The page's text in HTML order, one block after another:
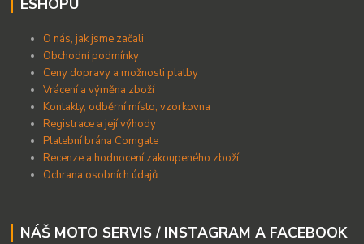
ESHOPU
O nás, jak jsme začali
Obchodní podmínky
Ceny dopravy a možnosti platby
Vrácení a výměna zboží
Kontakty, odběrní místo, vzorkovna
Registrace a její výhody
Platební brána Comgate
Recenze a hodnocení zakoupeného zboží
Ochrana osobních údajů
NÁŠ MOTO SERVIS / INSTAGRAM A FACEBOOK